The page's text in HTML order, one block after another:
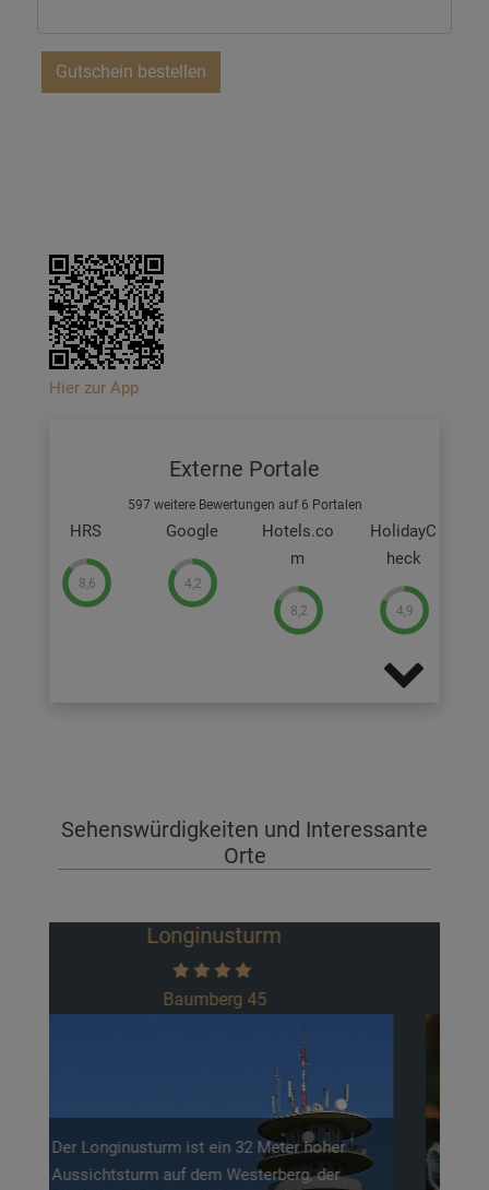
Hier zur App
Externe Portale
597 weitere Bewertungen auf 6 Portalen
HRS
8,6
Google
4,2
Hotels.co
m
8,2
HolidayC
heck
4,9
Sehenswürdigkeiten und Interessante
Orte
Allwetterzoo Münster
Sentruper Straße 315
Der Allwetterzoo Münster ist ein ideales Ziel
für jedes Wetter: Durch sein weitläufiges